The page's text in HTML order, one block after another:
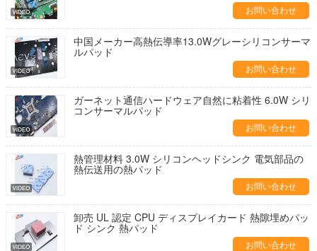
お問い合わせ
中国メーカー高熱伝導率13.0Wグレーシリコンサーマ
ルパッド
お問い合わせ
ガーネット通信ハードウェア自然に粘着性 6.0W シリ
コンサーマルパッド
お問い合わせ
熱管理材料 3.0W シリコンヘッドシンク 電気部品の
熱伝送用の熱パッド
お問い合わせ
卸売 UL 認定 CPU ディスプレイカード 熱隙埋めパッ
ド シンク 熱パッド
お問い合わせ